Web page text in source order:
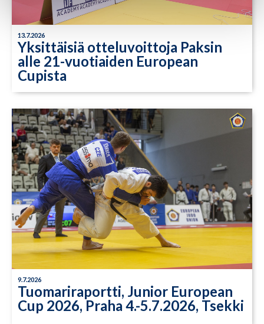
13.7.2026
Yksittäisiä otteluvoittoja Paksin
alle 21-vuotiaiden European
Cupista
9.7.2026
Tuomariraportti, Junior European
Cup 2026, Praha 4.-5.7.2026, Tsekki